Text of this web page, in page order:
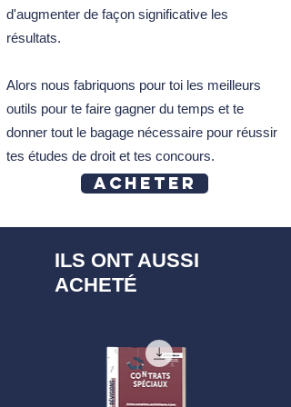
d'augmenter de façon significative les
résultats.
Alors nous fabriquons pour toi les meilleurs
outils pour te faire gagner du temps et te
donner tout le bagage nécessaire pour réussir
tes études de droit et tes concours.
Acheter
ILS ONT AUSSI
ACHETÉ